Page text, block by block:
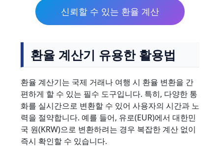
신뢰할 수 있는 환율 계산
환율 계산기 유용한 활용법
환율 계산기는 국제 거래나 여행 시 환율 변환을 간
편하게 할 수 있는 필수 도구입니다. 특히, 다양한 통
화를 실시간으로 변환할 수 있어 사용자의 시간과 노
력을 절약합니다. 예를 들어, 유로(EUR)에서 대한민
국 원(KRW)으로 변환하려는 경우 복잡한 계산 없이
즉시 확인할 수 있습니다.